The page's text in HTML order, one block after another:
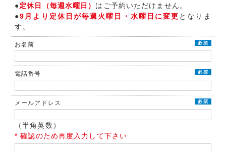
●定休日（毎週水曜日） はご予約いただけません。
●9月より定休日が毎週火曜日・水曜日に変更 となりま
す。
お名前 必須
電話番号 必須
メールアドレス 必須
（半角英数）
* 確認のため再度入力して下さい